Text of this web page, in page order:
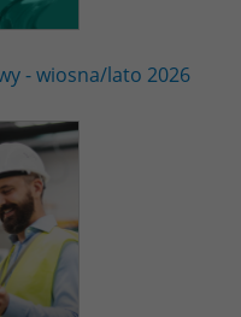
- wiosna/lato 2026